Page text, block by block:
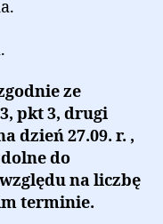
ze
pkt 3, drugi
dzień 27.09. r. ,
do
na liczbę
terminie.